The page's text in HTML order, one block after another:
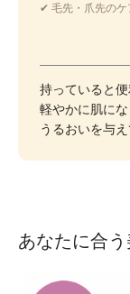
✔︎ 毛先・爪先のケ
持っていると
軽やかに肌に
うるおいを与
あなたに合